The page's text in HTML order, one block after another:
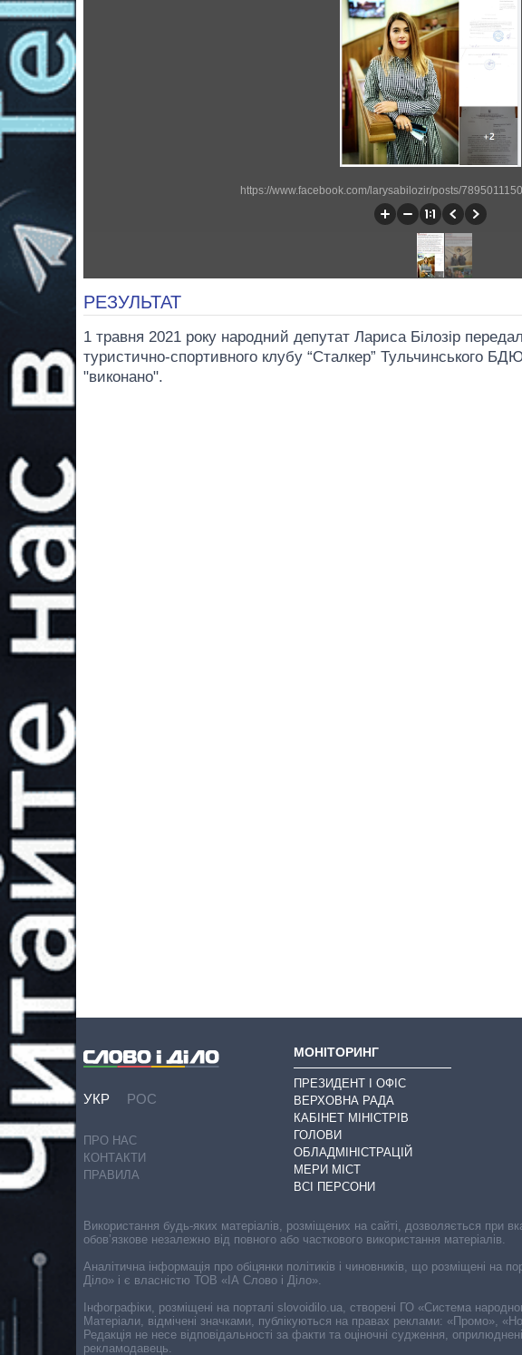
https://www.facebook.com/larysabilozir/posts/
РЕЗУЛЬТАТ
1 травня 2021 року народний депутат Лариса Білозір
туристично-спортивного клубу “Сталкер” Тульчинського
"виконано".
УКР РОС
ПРО НАС
КОНТАКТИ
ПРАВИЛА
МОНІТОРИНГ
ПРЕЗИДЕНТ І ОФІС
ВЕРХОВНА РАДА
КАБІНЕТ МІНІСТРІВ
ГОЛОВИ
ОБЛАДМІНІСТРАЦІЙ
МЕРИ МІСТ
ВСІ ПЕРСОНИ
Використання будь-яких матеріалів, розміщених на сайті, дозволяється при
обов’язкове незалежно від повного або часткового використання матеріалів.
Аналітична інформація про обіцянки політиків і чиновників, що розміщені
Діло» і є власністю ТОВ «ІА Слово і Діло».
Інфографіки, розміщені на порталі slovoidilo.ua, створені ГО «Система
Матеріали, відмічені значками, публікуються на правах реклами: «Промо»,
Редакція не несе відповідальності за факти та оціночні судження,
рекламодавець.